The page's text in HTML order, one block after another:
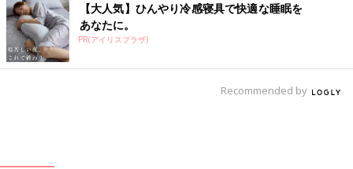
【大人気】ひんやり冷感寝具で快適な睡眠を
あなたに。
PR(アイリスプラザ)
Recommended by